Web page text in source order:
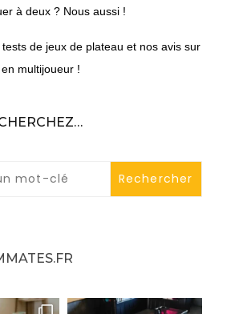
à deux ? Nous aussi !
de jeux de plateau et nos avis sur
multijoueur !